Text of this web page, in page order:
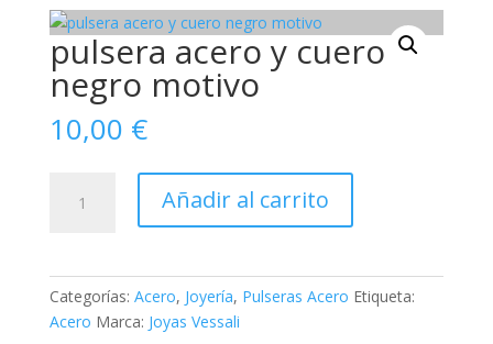
pulsera acero y cuero
negro motivo
10,00 €
acero
motivo
Añadir al carrito
Categorías: Acero, Joyería, Pulseras Acero Etiqueta:
Acero Marca: Joyas Vessali